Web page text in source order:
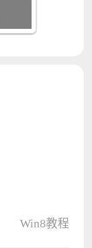
Win8教程